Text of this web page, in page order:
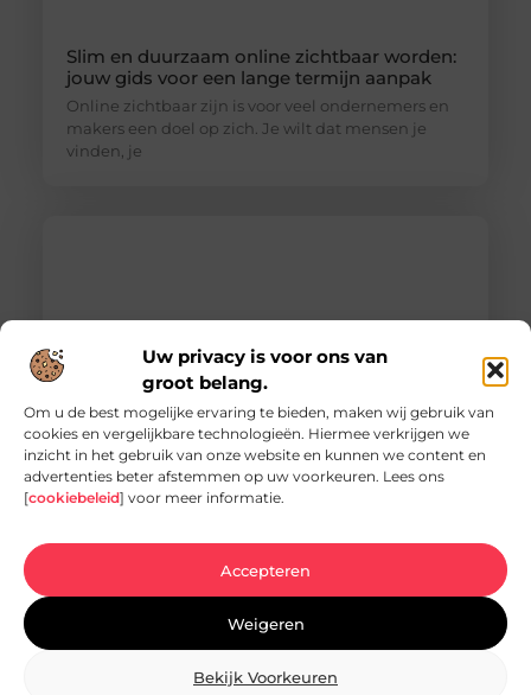
Uw privacy is voor ons van
groot belang.
Om u de best mogelijke ervaring te bieden, maken wij gebruik van
cookies en vergelijkbare technologieën. Hiermee verkrijgen we
inzicht in het gebruik van onze website en kunnen we content en
advertenties beter afstemmen op uw voorkeuren. Lees ons
[cookiebeleid] voor meer informatie.
Accepteren
Weigeren
Bekijk Voorkeuren
Slim en duurzaam online zichtbaar worden:
jouw gids voor een lange termijn aanpak
Online zichtbaar zijn is voor veel ondernemers en
makers een doel op zich. Je wilt dat mensen je
vinden, je
Vacature hovenier in Ermelo: een uniek
carrièrepad in het groen
groene sector? Dan is de vacature hovenier in
Ermelo wellicht precies wat